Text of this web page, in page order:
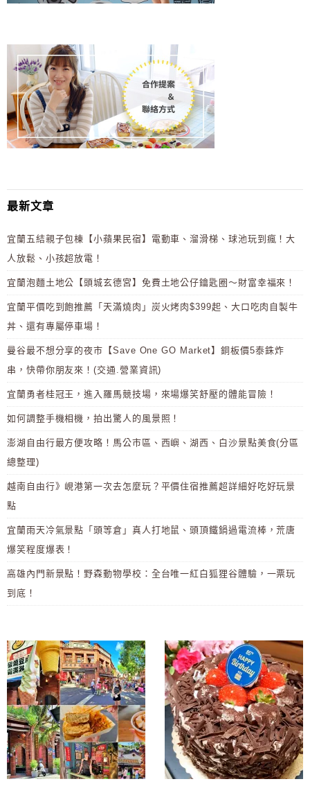
最新文章
宜蘭五結親子包棟【小蘋果民宿】電動車、溜滑梯、球池玩到瘋！大
人放鬆、小孩超放電！
宜蘭泡麵土地公【頭城玄德宮】免費土地公仔鑰匙圈～財富幸福來！
宜蘭平價吃到飽推薦「天滿燒肉」炭火烤肉$399起、大口吃肉自製牛
丼、還有專屬停車場！
曼谷最不想分享的夜市【Save One GO Market】銅板價5泰銖炸
串，快帶你朋友來！(交通.營業資訊)
宜蘭勇者桂冠王，進入羅馬競技場，來場爆笑舒壓的體能冒險！
如何調整手機相機，拍出驚人的風景照！
澎湖自由行最方便攻略！馬公市區、西嶼、湖西、白沙景點美食(分區
總整理)
越南自由行》峴港第一次去怎麼玩？平價住宿推薦超詳細好吃好玩景
點
宜蘭雨天冷氣景點「頭等倉」真人打地鼠、頭頂鐵鍋過電流棒，荒唐
爆笑程度爆表！
高雄內門新景點！野森動物學校：全台唯一紅白狐狸谷體驗，一票玩
到底！